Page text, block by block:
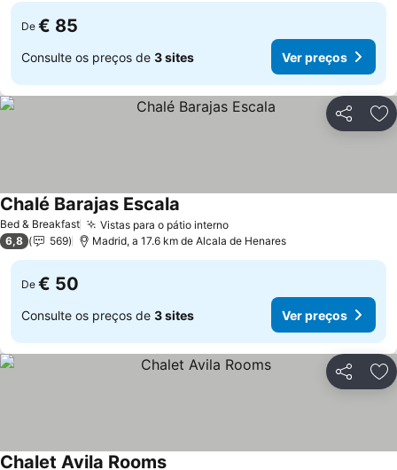
De € 85
Consulte os preços de 3 sites Ver preços
Partilhar
Bed & Breakfast Vistas para o pátio interno
Chalé Barajas Escala
6,8 569 Madrid, a 17.6 km de Alcala de Henares
De € 50
Consulte os preços de 3 sites Ver preços
Partilhar
Chalet Avila Rooms